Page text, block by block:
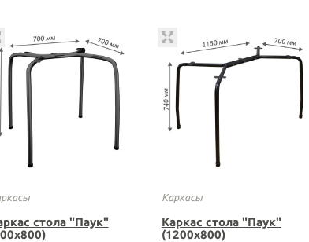
стола "Паук"
Каркасы
Каркас стола "Паук"
(1200х800)